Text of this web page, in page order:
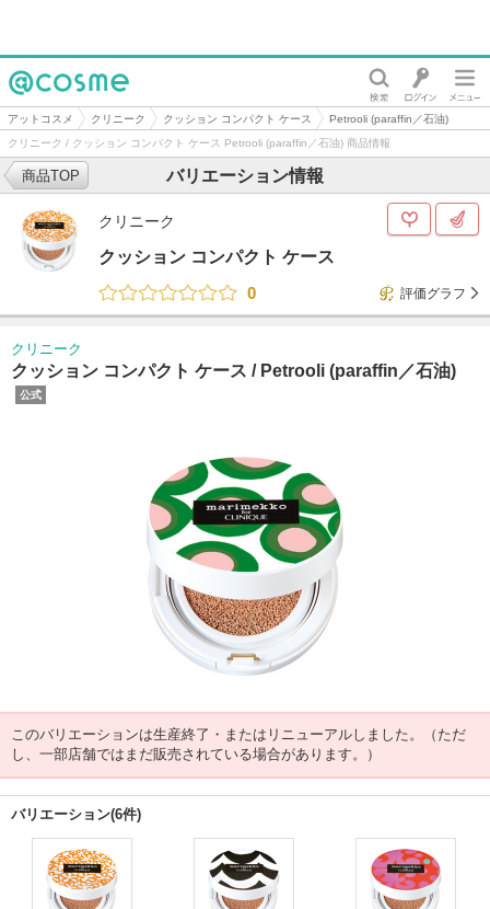
@cosme
アットコスメ クリニーク クッション コンパクト ケース
Petrooli (paraffin／石油)
クリニーク / クッション コンパクト ケース Petrooli (paraffin／石油) 商品情報
バリエーション情報
商品TOP
クリニーク
クッション コンパクト ケース
0
評価グラフ
クリニーク
クッション コンパクト ケース / Petrooli (paraffin／石油)
公式
このバリエーションは生産終了・またはリニューアルしました。（ただ
し、一部店舗ではまだ販売されている場合があります。）
バリエーション(6件)